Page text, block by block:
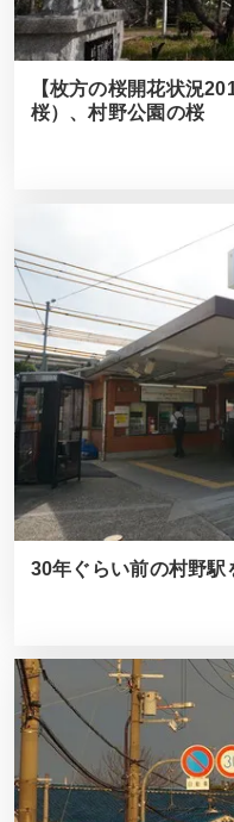
【枚方の桜開花状況
桜）、村野公園の桜
30年ぐらい前の村野駅